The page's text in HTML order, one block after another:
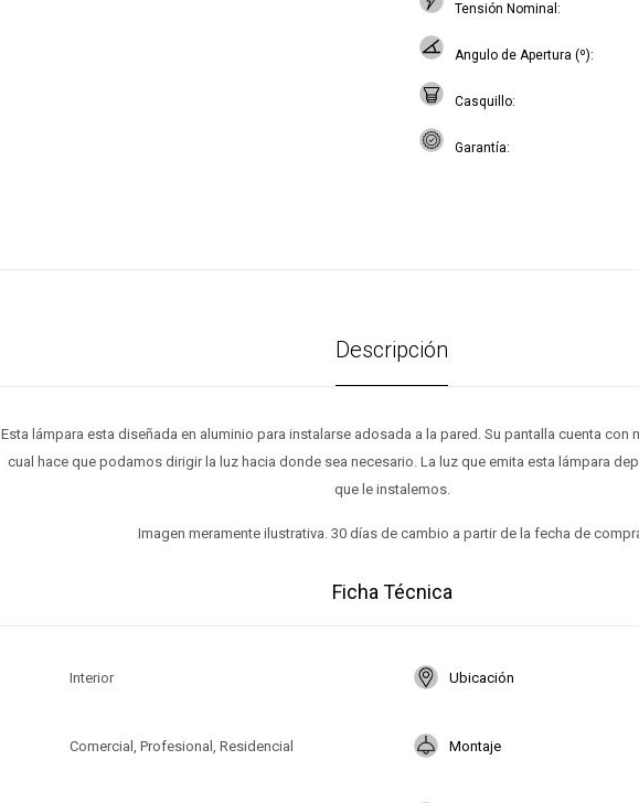
Tensión Nominal
Angulo de Apertura (º)
Casquillo
Garantía
Descripción
Esta lámpara esta diseñada en aluminio para instalarse adosada a la pared. Su pantalla cuenta con
cual hace que podamos dirigir la luz hacia donde sea necesario. La luz que emita esta lámpara
que le instalemos.
Imagen meramente ilustrativa. 30 días de cambio a partir de la fecha de
Ficha Técnica
Interior Ubicación
Comercial, Profesional, Residencial Montaje